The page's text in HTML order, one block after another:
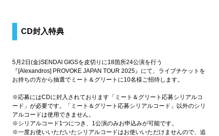
CD封入特典
5月2日(金)SENDAI GIGSを皮切りに18箇所24公演を行う
『[Alexandros] PROVOKE JAPAN TOUR 2025』にて、ライブチケットを
お持ちの方から抽選でミート＆グリートに10名様ご招待します。
※応募にはCDに封入されております「ミート＆グリート応募シリアルコ
ード」が必要です。「ミート＆グリート応募シリアルコード」以外のシリ
アルコードは使用できません。
※シリアルコード1つにつき、1公演のみお申込みが可能です。
※一度お使いいただいたシリアルコードはお使いいただけませんので、追